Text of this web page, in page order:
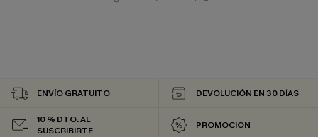
ENVÍO GRATUITO DEVOLUCIÓN EN 30 DÍAS
10 % DTO. AL
SUSCRIBIRTE
PROMOCIÓN